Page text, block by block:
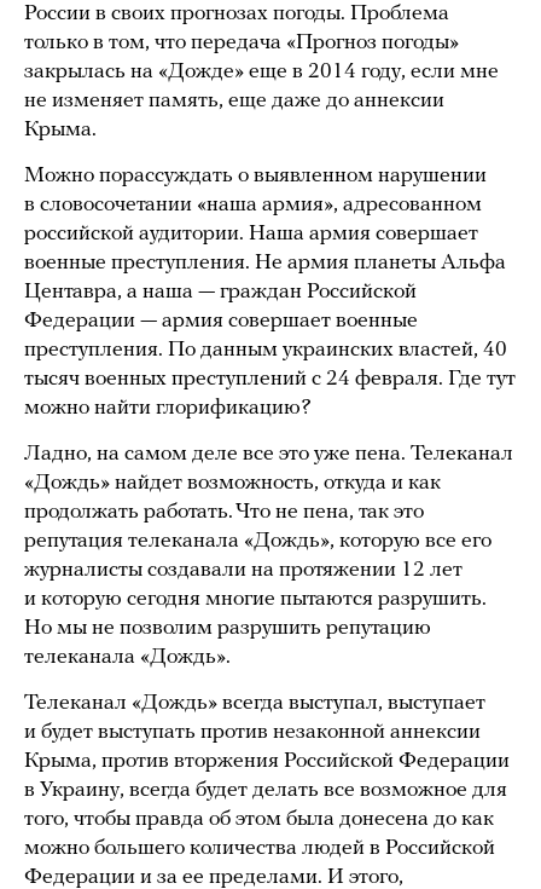
России в своих прогнозах погоды. Проблема
только в том, что передача «Прогноз погоды»
закрылась на «Дожде» еще в 2014 году, если мне
не изменяет память, еще даже до аннексии
Крыма.
Можно порассуждать о выявленном нарушении
в словосочетании «наша армия», адресованном
российской аудитории. Наша армия совершает
военные преступления. Не армия планеты Альфа
Центавра, а наша — граждан Российской
Федерации — армия совершает военные
преступления. По данным украинских властей, 40
тысяч военных преступлений с 24 февраля. Где тут
можно найти глорификацию?
Ладно, на самом деле все это уже пена. Телеканал
«Дождь» найдет возможность, откуда и как
продолжать работать. Что не пена, так это
репутация телеканала «Дождь», которую все его
журналисты создавали на протяжении 12 лет
и которую сегодня многие пытаются разрушить.
Но мы не позволим разрушить репутацию
телеканала «Дождь».
Телеканал «Дождь» всегда выступал, выступает
и будет выступать против незаконной аннексии
Крыма, против вторжения Российской Федерации
в Украину, всегда будет делать все возможное для
того, чтобы правда об этом была донесена до как
можно большего количества людей в Российской
Федерации и за ее пределами. И этого,